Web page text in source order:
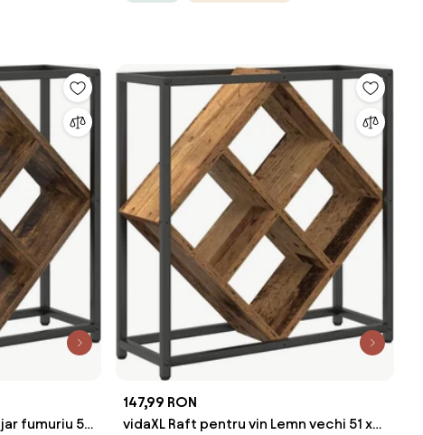
fumuriu 51
147,99 RON
vidaXL Raft pentru vin Lemn vechi 51 x